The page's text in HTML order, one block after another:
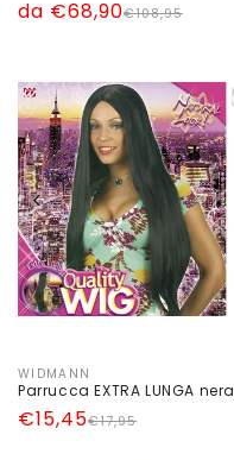
Prezzo
€108,95
Prezzo
da €68,90
‹
Produttore:
WIDMANN
Parrucca EXTRA LUNGA nera
Prezzo€17,95
Prezzo
€15,45